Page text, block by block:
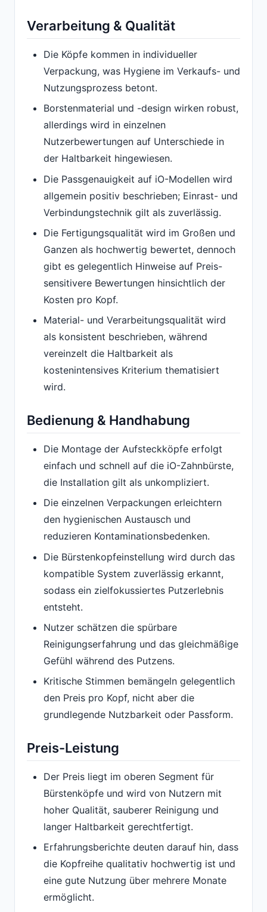
Verarbeitung & Qualität
Die Köpfe kommen in individueller
Verpackung, was Hygiene im Verkaufs- und
Nutzungsprozess betont.
Borstenmaterial und -design wirken robust,
allerdings wird in einzelnen
Nutzerbewertungen auf Unterschiede in
der Haltbarkeit hingewiesen.
Die Passgenauigkeit auf iO-Modellen wird
allgemein positiv beschrieben; Einrast- und
Verbindungstechnik gilt als zuverlässig.
Die Fertigungsqualität wird im Großen und
Ganzen als hochwertig bewertet, dennoch
gibt es gelegentlich Hinweise auf Preis-
sensitivere Bewertungen hinsichtlich der
Kosten pro Kopf.
Material- und Verarbeitungsqualität wird
als konsistent beschrieben, während
vereinzelt die Haltbarkeit als
kostenintensives Kriterium thematisiert
wird.
Bedienung & Handhabung
Die Montage der Aufsteckköpfe erfolgt
einfach und schnell auf die iO-Zahnbürste,
die Installation gilt als unkompliziert.
Die einzelnen Verpackungen erleichtern
den hygienischen Austausch und
reduzieren Kontaminationsbedenken.
Die Bürstenkopfeinstellung wird durch das
kompatible System zuverlässig erkannt,
sodass ein zielfokussiertes Putzerlebnis
entsteht.
Nutzer schätzen die spürbare
Reinigungserfahrung und das gleichmäßige
Gefühl während des Putzens.
Kritische Stimmen bemängeln gelegentlich
den Preis pro Kopf, nicht aber die
grundlegende Nutzbarkeit oder Passform.
Preis-Leistung
Der Preis liegt im oberen Segment für
Bürstenköpfe und wird von Nutzern mit
hoher Qualität, sauberer Reinigung und
langer Haltbarkeit gerechtfertigt.
Erfahrungsberichte deuten darauf hin, dass
die Kopfreihe qualitativ hochwertig ist und
eine gute Nutzung über mehrere Monate
ermöglicht.